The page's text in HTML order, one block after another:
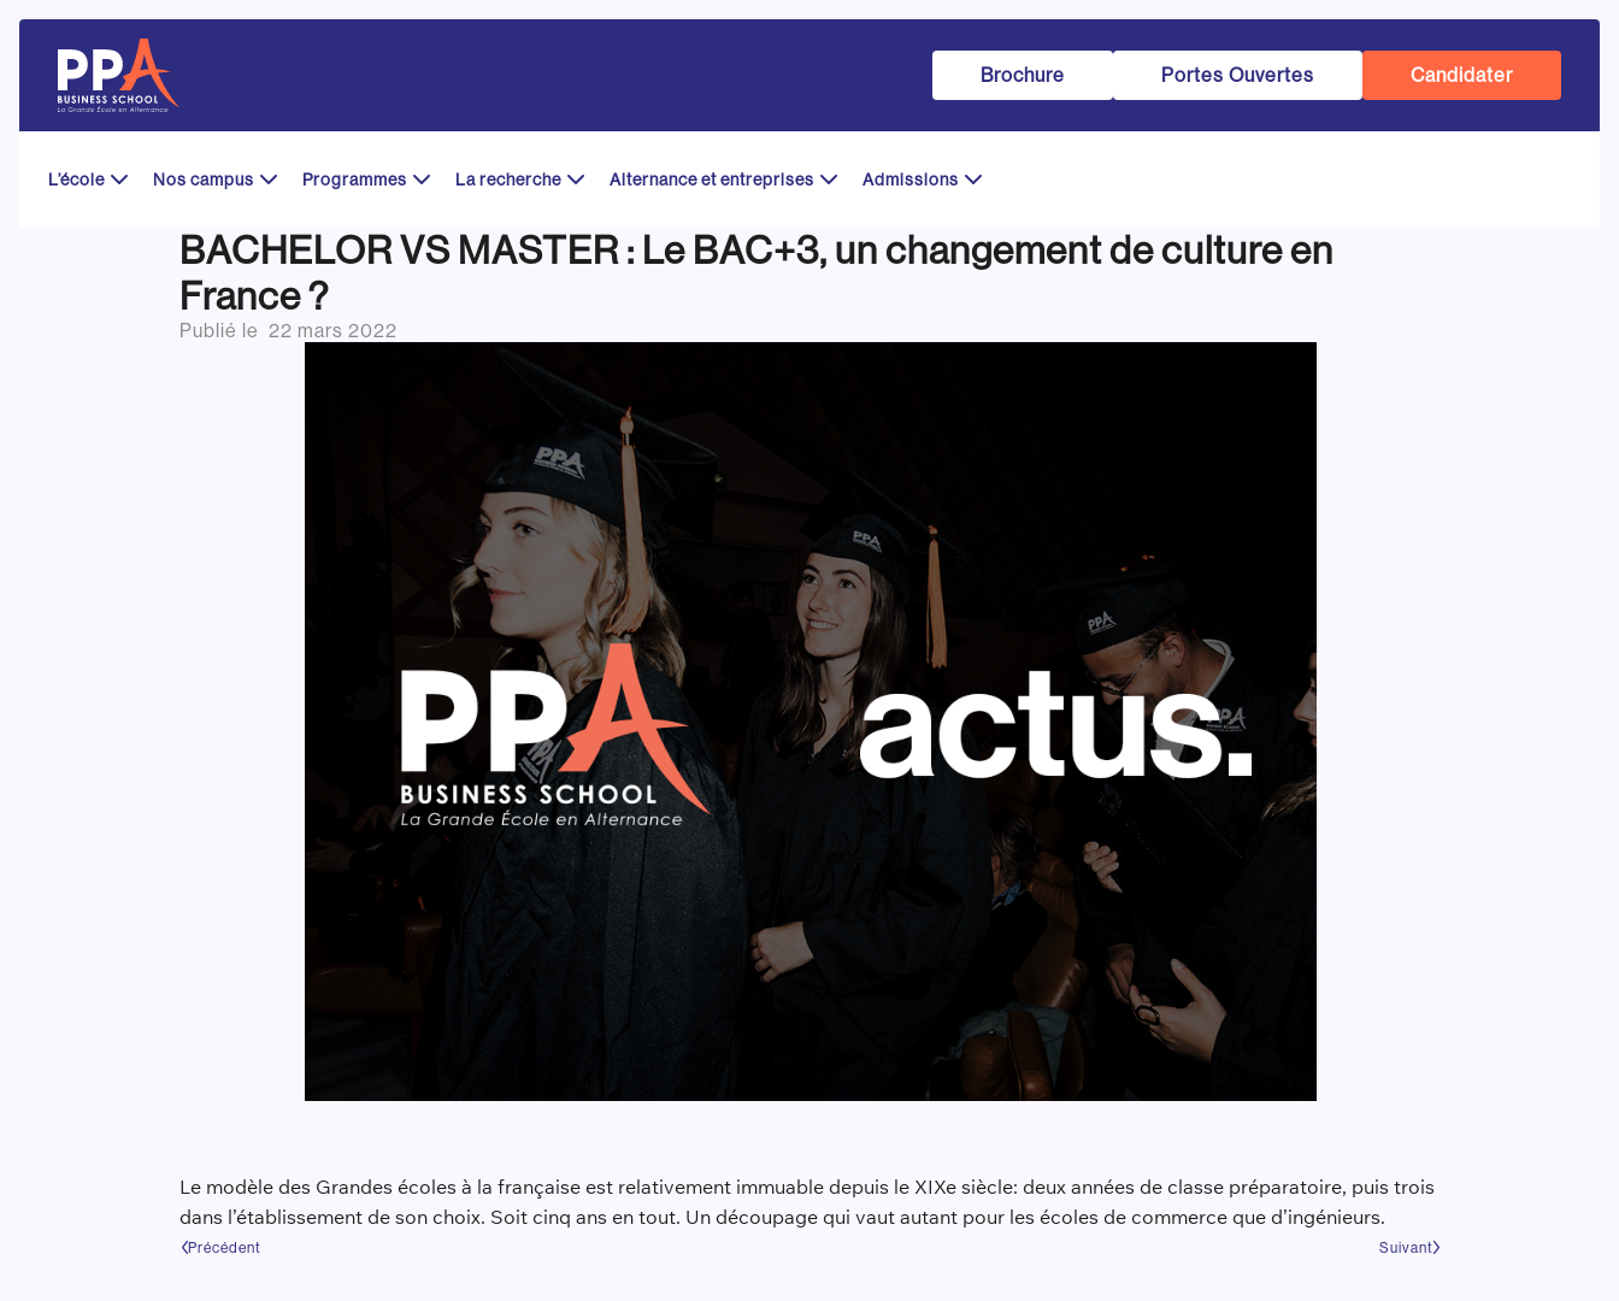
content
Brochure Portes Ouvertes Candidater
L’école Nos campus Programmes La recherche Alternance et entreprises Admissions
BACHELOR VS MASTER : Le BAC+3, un changement de culture en
France ?
Publié le22 mars 2022
Le modèle des Grandes écoles à la française est relativement immuable depuis le XIXe siècle: deux années de classe préparatoire, puis trois
dans l’établissement de son choix. Soit cinq ans en tout. Un découpage qui vaut autant pour les écoles de commerce que d’ingénieurs.
Précédent Suivant